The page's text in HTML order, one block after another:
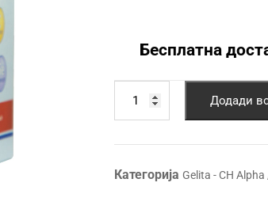
Бесплатна
Alpha
количина
Категорија Gelita - CH